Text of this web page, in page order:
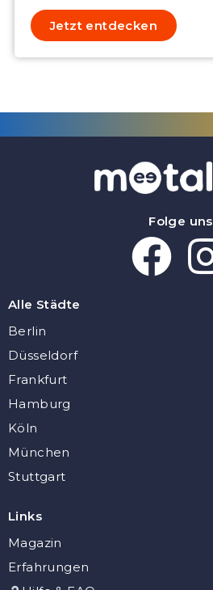
Jetzt entdecken
Folge uns
Alle Städte
Berlin
Düsseldorf
Frankfurt
Hamburg
Köln
München
Stuttgart
Links
Magazin
Erfahrungen